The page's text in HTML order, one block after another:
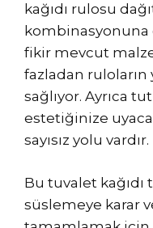
kağıdı rulosu
fikir mevcut
fazladan ruloların
sağlıyor. Ayrıca
estetiğinize
sayısız yolu vardır.
Bu tuvalet kağıdı
süslemeye karar